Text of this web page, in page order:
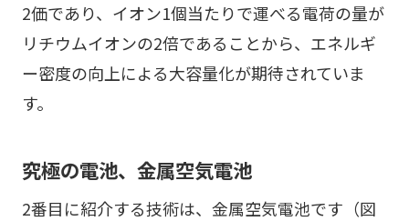
2価であり、イオン1個当たりで運べる電荷の量が
リチウムイオンの2倍であることから、エネルギ
ー密度の向上による大容量化が期待されていま
す。
究極の電池、金属空気電池
2番目に紹介する技術は、金属空気電池です（図